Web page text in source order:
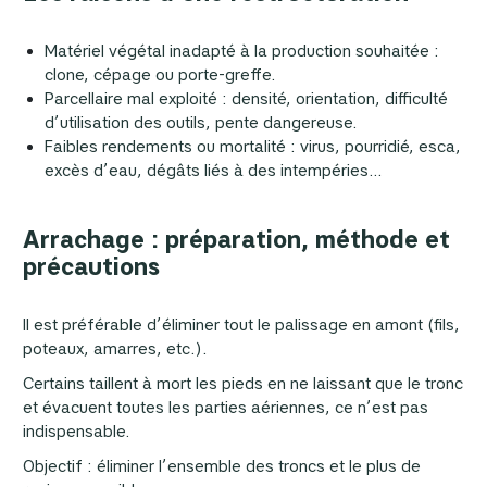
Matériel végétal inadapté à la production souhaitée :
clone, cépage ou porte-greffe.
Parcellaire mal exploité : densité, orientation, difficulté
d’utilisation des outils, pente dangereuse.
Faibles rendements ou mortalité : virus, pourridié, esca,
excès d’eau, dégâts liés à des intempéries…
Arrachage : préparation, méthode et
précautions
Il est préférable d’éliminer tout le palissage en amont (fils,
poteaux, amarres, etc.).
Certains taillent à mort les pieds en ne laissant que le tronc
et évacuent toutes les parties aériennes, ce n’est pas
indispensable.
Objectif : éliminer l’ensemble des troncs et le plus de